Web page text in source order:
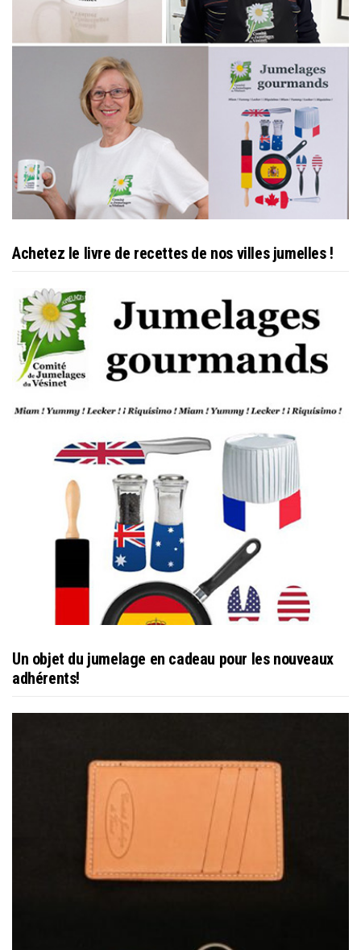
Achetez le livre de recettes de nos villes jumelles !
Un objet du jumelage en cadeau pour les nouveaux
adhérents!